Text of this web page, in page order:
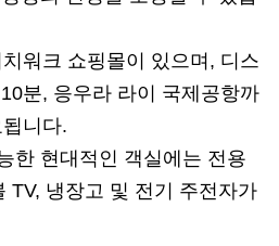
워크 쇼핑몰이 있으며, 디스
분, 응우라 라이 국제공항까
니다.
한 현대적인 객실에는 전용
TV, 냉장고 및 전기 주전자가